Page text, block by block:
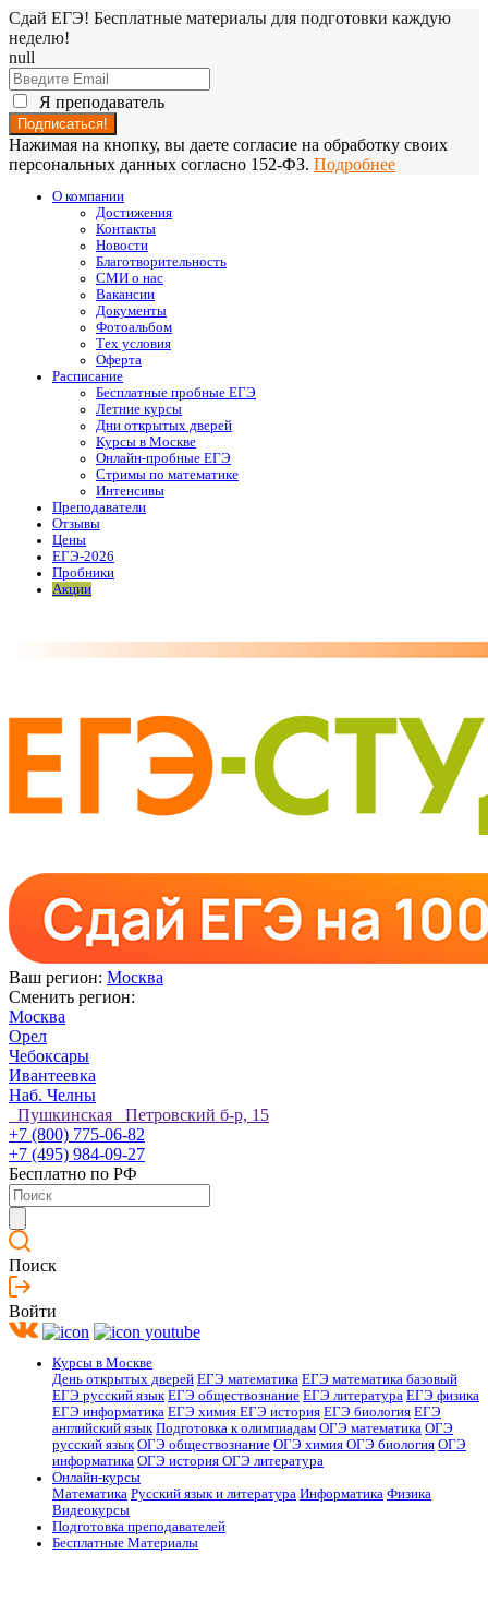
Сдай ЕГЭ! Бесплатные материалы для подготовки каждую
неделю!
null
Я преподаватель
Нажимая на кнопку, вы даете согласие на обработку своих
персональных данных согласно 152-ФЗ. Подробнее
О компании
Достижения
Контакты
Новости
Благотворительность
СМИ о нас
Вакансии
Документы
Фотоальбом
Тех условия
Оферта
Расписание
Бесплатные пробные ЕГЭ
Летние курсы
Дни открытых дверей
Курсы в Москве
Онлайн-пробные ЕГЭ
Стримы по математике
Интенсивы
Преподаватели
Отзывы
Цены
ЕГЭ-2026
Пробники
Акции
Ваш регион: Москва
Сменить регион:
Москва
Орел
Чебоксары
Ивантеевка
Наб. Челны
Пушкинская Петровский б-р, 15
+7 (800) 775-06-82
+7 (495) 984-09-27
Бесплатно по РФ
Поиск
Войти
Курсы в Москве
День открытых дверей ЕГЭ математика ЕГЭ математика базовый
ЕГЭ русский язык ЕГЭ обществознание ЕГЭ литература ЕГЭ физика
ЕГЭ информатика ЕГЭ химия ЕГЭ история ЕГЭ биология ЕГЭ
английский язык Подготовка к олимпиадам ОГЭ математика ОГЭ
русский язык ОГЭ обществознание ОГЭ химия ОГЭ биология ОГЭ
информатика ОГЭ история ОГЭ литература
Онлайн-курсы
Математика Русский язык и литература Информатика Физика
Видеокурсы
Подготовка преподавателей
Бесплатные Материалы